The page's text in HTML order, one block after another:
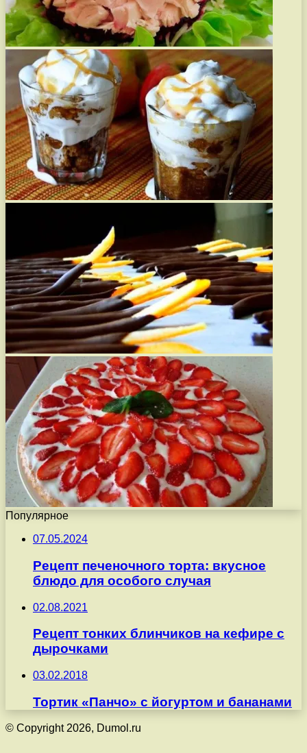
Популярное
07.05.2024
Рецепт печеночного торта: вкусное
блюдо для особого случая
02.08.2021
Рецепт тонких блинчиков на кефире с
дырочками
03.02.2018
Тортик «Панчо» с йогуртом и бананами
© Copyright 2026, Dumol.ru